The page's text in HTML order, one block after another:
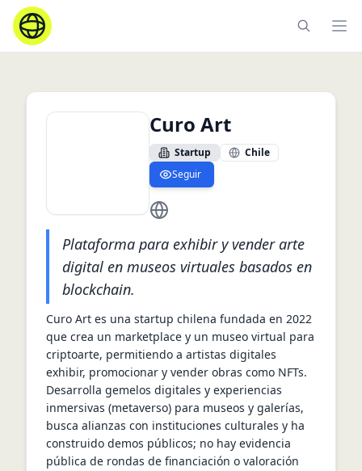
Curo Art
Startup
Chile
Seguir
https://curo.art
Plataforma para exhibir y vender arte
digital en museos virtuales basados en
blockchain.
Curo Art es una startup chilena fundada en 2022
que crea un marketplace y un museo virtual para
criptoarte, permitiendo a artistas digitales
exhibir, promocionar y vender obras como NFTs.
Desarrolla gemelos digitales y experiencias
inmersivas (metaverso) para museos y galerías,
busca alianzas con instituciones culturales y ha
construido demos públicos; no hay evidencia
pública de rondas de financiación o valoración